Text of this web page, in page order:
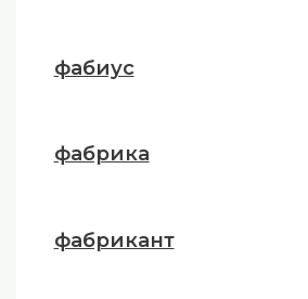
фабиус
фабрика
фабрикант